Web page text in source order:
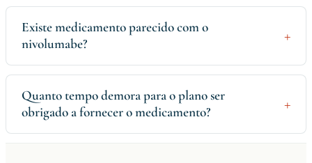
Existe medicamento parecido com o
nivolumabe?
Quanto tempo demora para o plano ser
obrigado a fornecer o medicamento?